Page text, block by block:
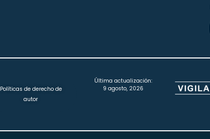
Políticas de derecho de
autor
Última actualización:
9 agosto, 2026